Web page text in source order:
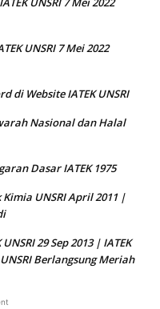
UNSRI 7 Mei 2022
di Website IATEK UNSRI
Nasional dan Halal
Dasar IATEK 1975
UNSRI April 2011 |
29 Sep 2013 | IATEK
Berlangsung Meriah